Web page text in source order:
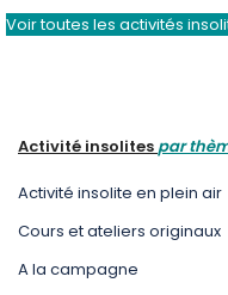
Voir toutes les activités
Activité insolitespar
Activité insolite en plein air
Cours et ateliers originaux
A la campagne